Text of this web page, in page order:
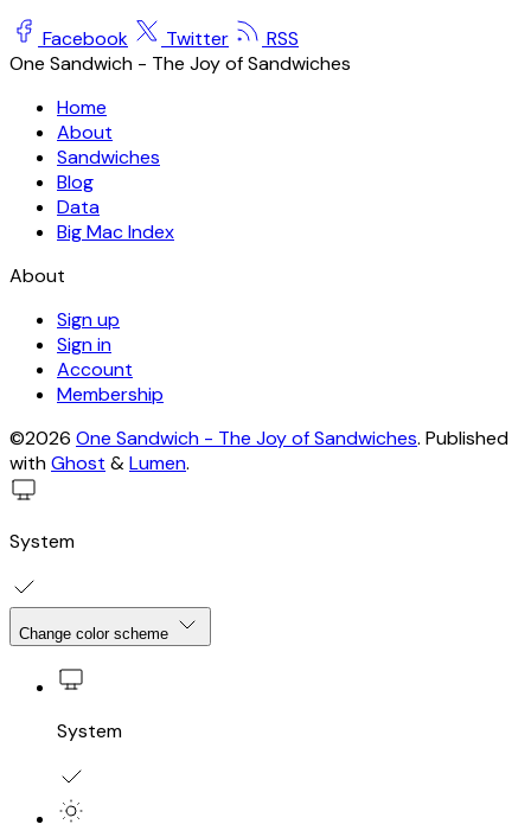
Facebook Twitter
RSS
One Sandwich - The Joy of Sandwiches
Home
About
Sandwiches
Blog
Data
Big Mac Index
About
Sign up
Sign in
Account
Membership
©2026 One Sandwich - The Joy of Sandwiches. Published
withGhost &Lumen.
System
Change color scheme
System